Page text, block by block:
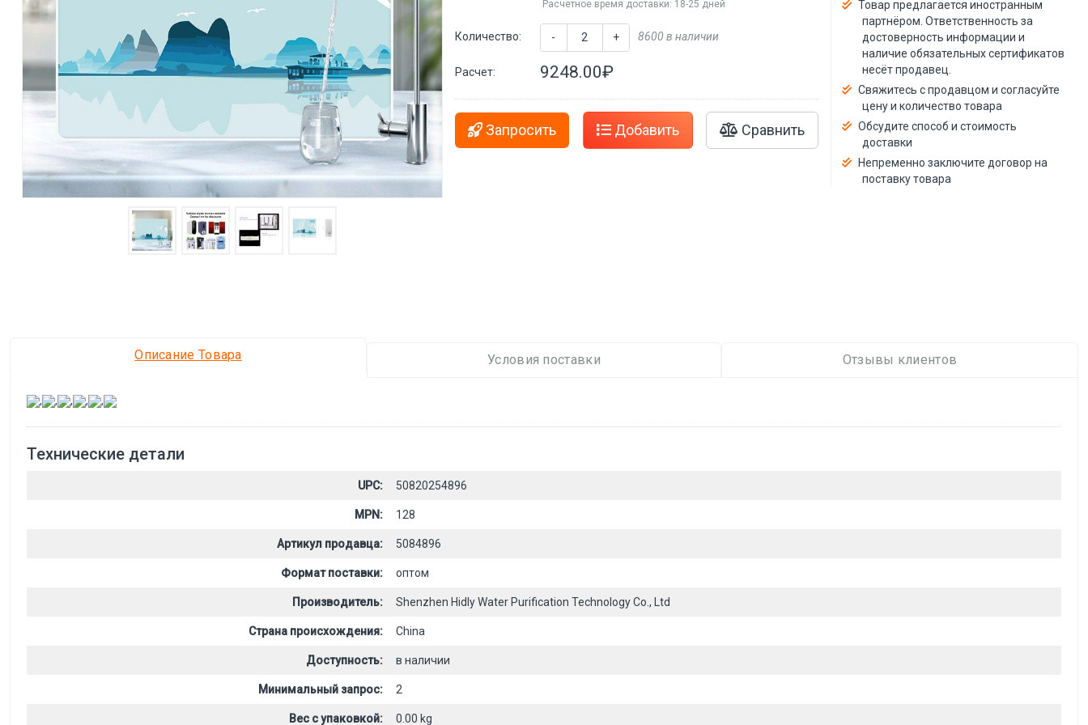
Расчетное время доставки: 18-25 дней
Количество: - + 8600 в наличии
Расчет: 9248.00₽
Запросить Добавить Сравнить
Товар предлагается иностранным
партнёром. Ответственность за
достоверность информации и
наличие обязательных сертификатов
несёт продавец.
Свяжитесь с продавцом и согласуйте
цену и количество товара
Обсудите способ и стоимость
доставки
Непременно заключите договор на
поставку товара
Описание Товара Условия поставки Отзывы клиентов
, , , , ,
Технические детали
UPC: 50820254896
MPN: 128
Артикул продавца: 5084896
Формат поставки: оптом
Производитель: Shenzhen Hidly Water Purification Technology Co., Ltd
Страна происхождения: China
Доступность: в наличии
Минимальный запрос: 2
Вес с упаковкой: 0.00 kg